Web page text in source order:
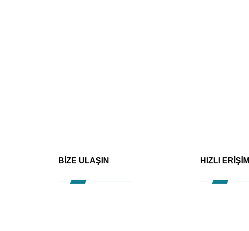
BİZE ULAŞIN HIZLI ERİŞİM